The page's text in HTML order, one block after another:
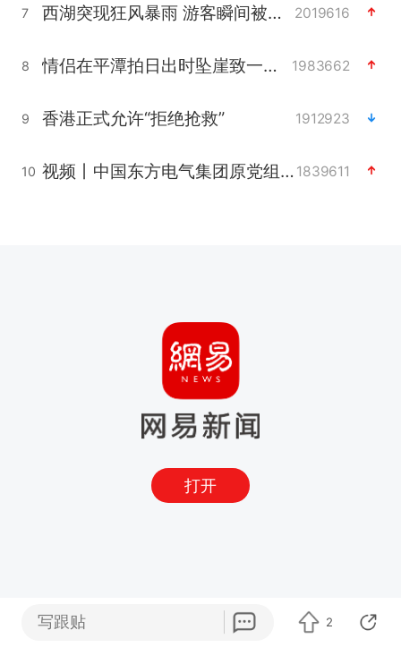
7 西湖突现狂风暴雨 游客瞬间被浇透 2019616
8 情侣在平潭拍日出时坠崖致一死一伤 1983662
9 香港正式允许“拒绝抢救” 1912923
10 视频丨中国东方电气集团原党组副书记、董事宋致远被查 1839611
打开
写跟贴 2